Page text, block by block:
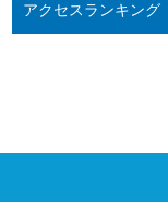
アクセスランキング